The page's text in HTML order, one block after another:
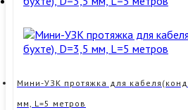
D=3,5
мм,
Мини-УЗК протяжка для
мм, L=5 метров